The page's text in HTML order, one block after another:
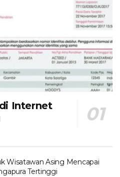
Internet
Wisatawan Asing Mencapai
Tertinggi